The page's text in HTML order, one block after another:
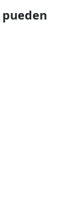
pueden